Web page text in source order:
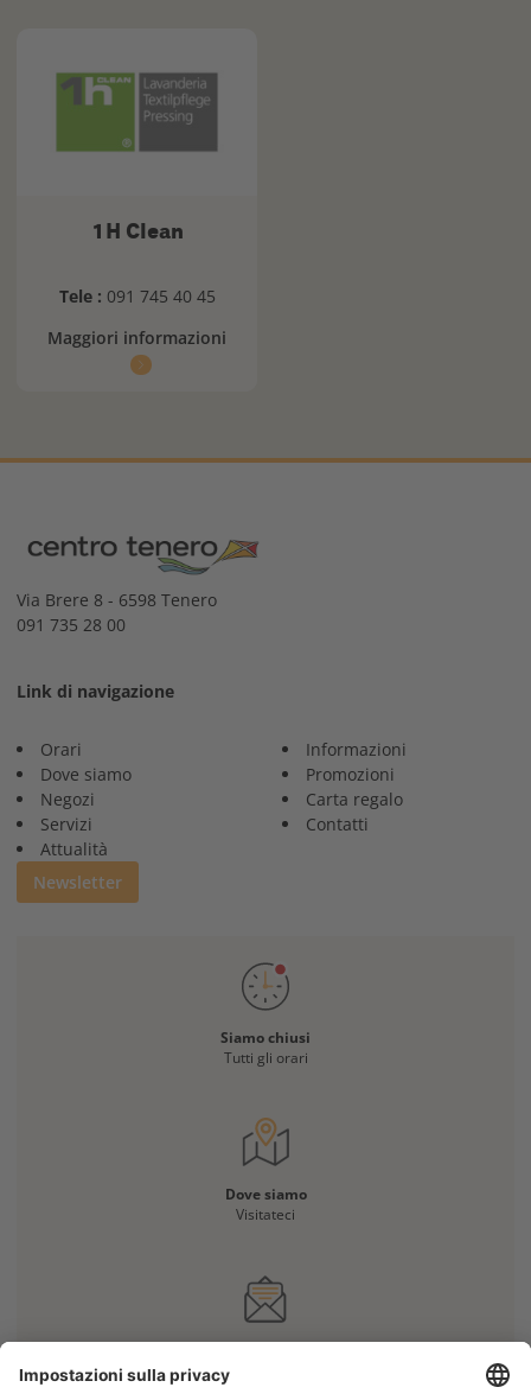
1H Clean
Tele : 091 745 40 45
Maggiori informazioni
Via Brere 8 - 6598 Tenero
091 735 28 00
Link di navigazione
Orari
Dove siamo
Negozi
Servizi
Attualità
Informazioni
Promozioni
Carta regalo
Contatti
Newsletter
Siamo chiusi
Tutti gli orari
Dove siamo
Visitateci
Contattateci